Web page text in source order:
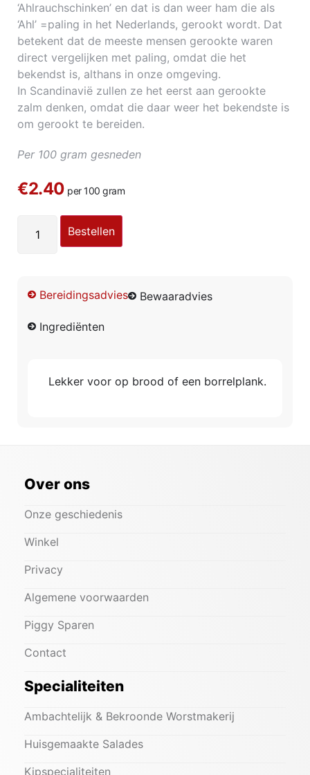
‘Ahlrauchschinken’ en dat is dan weer ham die als
‘Ahl’ =paling in het Nederlands, gerookt wordt. Dat
betekent dat de meeste mensen gerookte waren
direct vergelijken met paling, omdat die het
bekendst is, althans in onze omgeving.
In Scandinavië zullen ze het eerst aan gerookte
zalm denken, omdat die daar weer het bekendste is
om gerookt te bereiden.
Per 100 gram gesneden
€2.40 per 100 gram
Bestellen
Bereidingsadvies Bewaaradvies
Ingrediënten
Lekker voor op brood of een borrelplank.
Over ons
Onze geschiedenis
Winkel
Privacy
Algemene voorwaarden
Piggy Sparen
Contact
Specialiteiten
Ambachtelijk & Bekroonde Worstmakerij
Huisgemaakte Salades
Kipspecialiteiten